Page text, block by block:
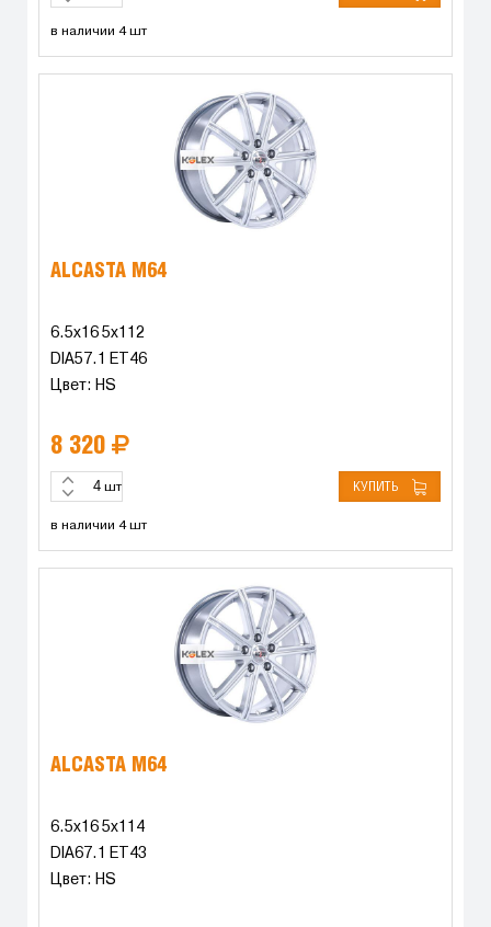
в наличии 4 шт
ALCASTA M64
6.5x16 5x112
DIA57.1 ET46
Цвет: HS
8 320
шт КУПИТЬ
в наличии 4 шт
ALCASTA M64
6.5x16 5x114
DIA67.1 ET43
Цвет: HS